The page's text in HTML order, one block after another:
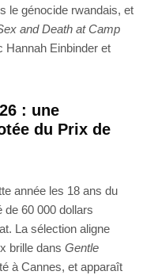
le génocide rwandais, et
and Death at Camp
Hannah Einbinder et
: une
du Prix de
année les 18 ans du
de 60 000 dollars
La sélection aligne
brille dans Gentle
à Cannes, et apparaît